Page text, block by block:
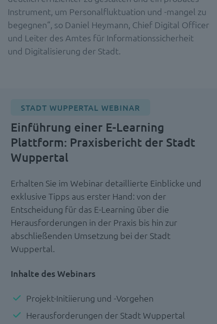
Instrument, um Personalfluktuation und -mangel zu
begegnen“, so Daniel Heymann, Chief Digital Officer
und Leiter des Amtes für Informationssicherheit
und Digitalisierung der Stadt.
STADT WUPPERTAL WEBINAR
Einführung einer E-Learning
Plattform: Praxisbericht der Stadt
Wuppertal
Erhalten Sie im Webinar detaillierte Einblicke und
exklusive Tipps aus erster Hand: von der
Entscheidung für das E-Learning über die
Herausforderungen in der Praxis bis hin zur
abschließenden Umsetzung bei der Stadt
Wuppertal.
Inhalte des Webinars
Projekt-Initiierung und -Vorgehen
Herausforderungen der Stadt Wuppertal